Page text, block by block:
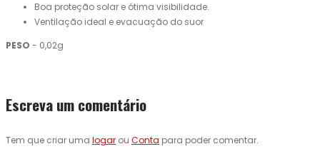
Boa proteção solar e ótima visibilidade.
Ventilação ideal e evacuação do suor
PESO - 0,02g
Escreva um comentário
Tem que criar uma logar ou Conta para poder comentar.